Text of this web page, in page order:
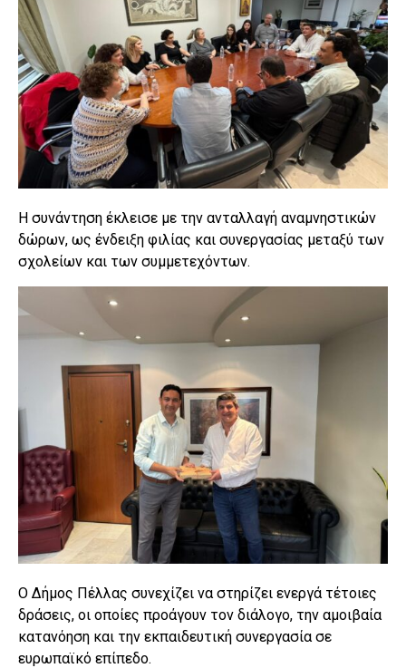
Η συνάντηση έκλεισε με την ανταλλαγή αναμνηστικών
δώρων, ως ένδειξη φιλίας και συνεργασίας μεταξύ των
σχολείων και των συμμετεχόντων.
Ο Δήμος Πέλλας συνεχίζει να στηρίζει ενεργά τέτοιες
δράσεις, οι οποίες προάγουν τον διάλογο, την αμοιβαία
κατανόηση και την εκπαιδευτική συνεργασία σε
ευρωπαϊκό επίπεδο.